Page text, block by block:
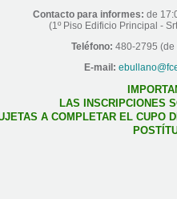
Contacto para informes: de
(1º Piso Edificio Principal -
Teléfono: 480-2795 (de
E-mail:
LAS INSCRIPCIONES
A COMPLETAR EL CUPO